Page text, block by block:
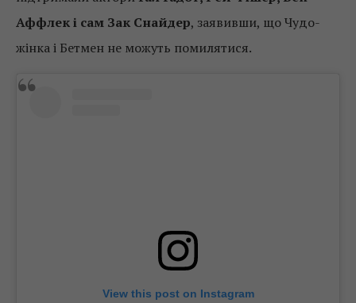
Аффлек і сам Зак Снайдер, заявивши, що Чудо-
жінка і Бетмен не можуть помилятися.
View this post on Instagram